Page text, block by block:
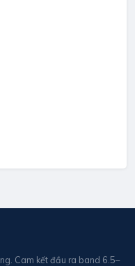
Cam kết đầu ra band 6.5–